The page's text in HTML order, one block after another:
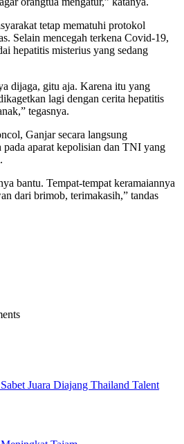
tetap mematuhi protokol
Selain mencegah terkena Covid-19,
hepatitis misterius yang sedang
dijaga, gitu aja. Karena itu yang
lagi dengan cerita hepatitis
tegasnya.
Ganjar secara langsung
aparat kepolisian dan TNI yang
bantu. Tempat-tempat keramaiannya
dari brimob, terimakasih,” tandas
Juara Diajang Thailand Talent